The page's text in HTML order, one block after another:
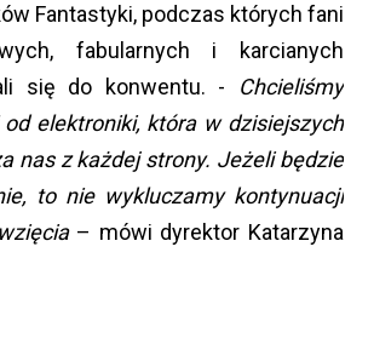
Fantastyki, podczas których fani
fabularnych i karcianych
się do konwentu. - Chcieliśmy
elektroniki, która w dzisiejszych
nas z każdej strony. Jeżeli będzie
to nie wykluczamy kontynuacji
– mówi dyrektor Katarzyna